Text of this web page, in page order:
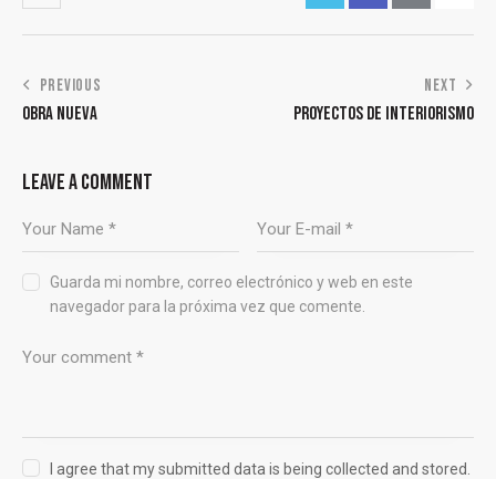
PREVIOUS
OBRA NUEVA
NEXT
PROYECTOS DE INTERIORISMO
LEAVE A COMMENT
Guarda mi nombre, correo electrónico y web en este
navegador para la próxima vez que comente.
I agree that my submitted data is being collected and stored.